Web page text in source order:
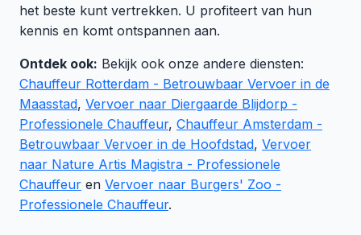
het beste kunt vertrekken. U profiteert van hun
kennis en komt ontspannen aan.
Ontdek ook: Bekijk ook onze andere diensten:
Chauffeur Rotterdam - Betrouwbaar Vervoer in de
Maasstad, Vervoer naar Diergaarde Blijdorp -
Professionele Chauffeur, Chauffeur Amsterdam -
Betrouwbaar Vervoer in de Hoofdstad, Vervoer
naar Nature Artis Magistra - Professionele
Chauffeur en Vervoer naar Burgers' Zoo -
Professionele Chauffeur.